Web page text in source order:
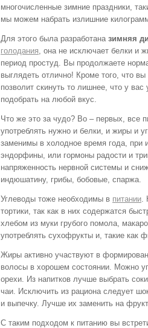
многочисленные зимние праздники,
мы можем набрать излишние
Для этого была разработана зимняя
голодания, она не исключает белки и
период простуд. Вы продолжаете
выглядеть отлично! Кроме того, что
позволит скинуть то лишнее, что у
подобрать на любой вкус.
Что же это за чудо? Во – первых, все
употреблять нужно и белки, и жиры и
заменимы в холодное время года, при
эндорфины, или гормоны радости и
напряженность нервной системы и
индюшатину, грибы, бобовые, спаржа.
Углеводы тоже необходимы в питании.
тортики, так как в них содержатся
хлебом из муки грубого помола,
употреблять сухофрукты и, такие как
Жиры активно участвуют в
волосы в хорошем состоянии. Можно
орехи. Из напитков лучше выбрать
чаи. Исключить из рациона следует
и выпечку. Лучше их заменить на
С таким подходом к питанию вы